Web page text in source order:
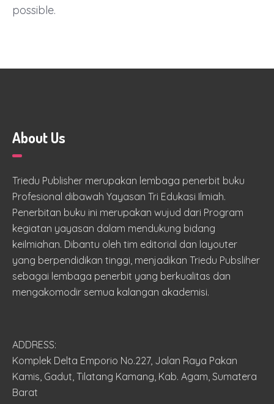
possible.
About Us
Triedu Publisher merupakan lembaga penerbit buku
Profesional dibawah Yayasan Tri Edukasi Ilmiah.
Penerbitan buku ini merupakan wujud dari Program
kegiatan yayasan dalam mendukung bidang
keilmiahan. Dibantu oleh tim editorial dan layouter
yang berpendidikan tinggi, menjadikan Triedu Pubsliher
sebagai lembaga penerbit yang berkualitas dan
mengakomodir semua kalangan akademisi.
ADDRESS:
Komplek Delta Emporio No.227, Jalan Raya Pakan
Kamis, Gadut, Tilatang Kamang, Kab. Agam, Sumatera
Barat